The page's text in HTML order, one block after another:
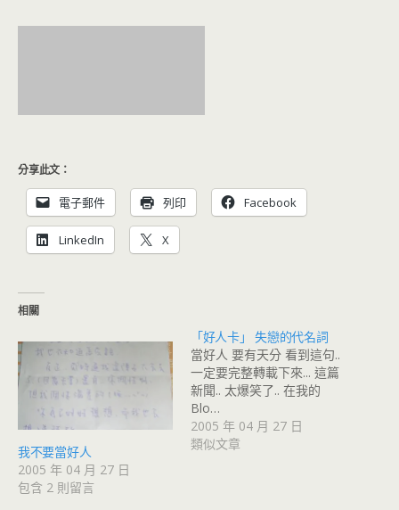
分享此文：
電子郵件 列印 Facebook
LinkedIn X
相關
我不要當好人
2005 年 04 月 27 日
包含 2 則留言
「好人卡」 失戀的代名詞
當好人 要有天分 看到這句..
一定要完整轉載下來... 這篇
新聞.. 太爆笑了.. 在我的
Blo…
2005 年 04 月 27 日
類似文章